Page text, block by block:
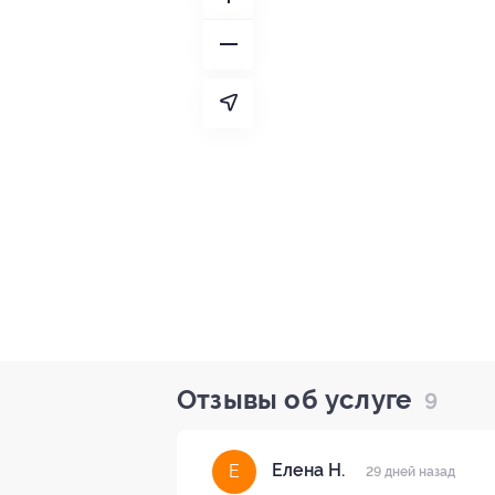
Отзывы об услуге 9
Е Елена Н. 29 дней назад